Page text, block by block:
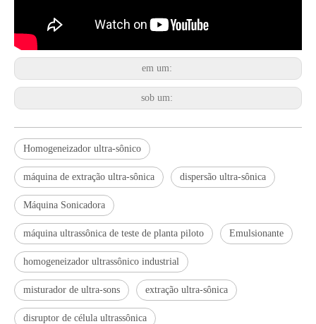
A tecnologia de atomização por ultrassom é um método eficiente e de
em um:
sob um:
Homogeneizador ultra-sônico
máquina de extração ultra-sônica dispersão ultra-sônica
Máquina Sonicadora
máquina ultrassônica de teste de planta piloto Emulsionante
homogeneizador ultrassônico industrial
misturador de ultra-sons extração ultra-sônica
disruptor de célula ultrassônica